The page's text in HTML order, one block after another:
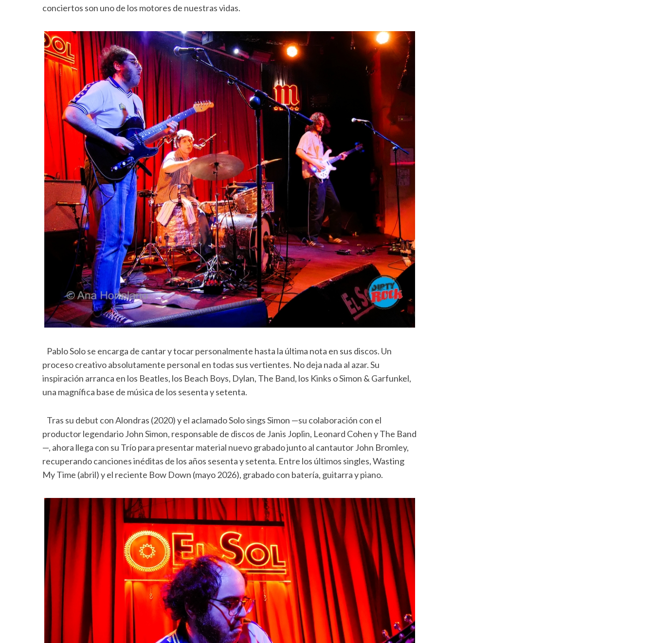
conciertos son uno de los motores de nuestras vidas.
Pablo Solo se encarga de cantar y tocar personalmente hasta la última nota en sus discos. Un
proceso creativo absolutamente personal en todas sus vertientes. No deja nada al azar. Su
inspiración arranca en los Beatles, los Beach Boys, Dylan, The Band, los Kinks o Simon & Garfunkel,
una magnífica base de música de los sesenta y setenta.
Tras su debut con Alondras (2020) y el aclamado Solo sings Simon —su colaboración con el
productor legendario John Simon, responsable de discos de Janis Joplin, Leonard Cohen y The Band
—, ahora llega con su Trío para presentar material nuevo grabado junto al cantautor John Bromley,
recuperando canciones inéditas de los años sesenta y setenta. Entre los últimos singles, Wasting
My Time (abril) y el reciente Bow Down (mayo 2026), grabado con batería, guitarra y piano.